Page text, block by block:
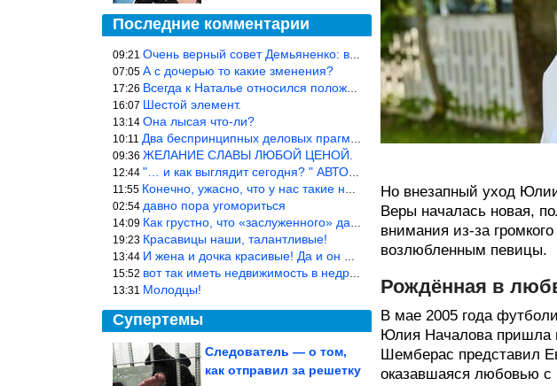
Последние комментарии
09:21 Очень верный совет Демьяненко: в этой среде надо либо иметь зубы
07:05 А с дочерью то какие зменения?
17:26 Всегда к Наталье относился положительно… Время покажет, что буде
16:07 Шестой элемент.
13:14 Она лысая что-ли?
10:11 Два беспринципных деловых прагматика нашли друг друга и «остепен
09:36 ЖЕЛАНИЕ СЛАВЫ ЛЮБОЙ ЦЕНОЙ.
12:44 "… и как выглядит сегодня? " АВТОР, РЕДАКТОР — ВЫ ЧТО
11:55 Конечно, ужасно, что у нас такие недалёкие и прямые люди… Как мо
02:54 давно пора угомориться
14:09 Как грустно, что «заслуженного» дают не заслуженно, а (чаще) по-
19:23 Красавицы наши, талантливые!
13:44 И жена и дочка красивые! Да и он настоящий мужик!
15:52 вот так иметь недвижимость в недружественных странах Могут забра
13:31 Молодцы!
Супертемы
Чудесная идея
Следователь — о том,
как отправил за решетку
Но внезапный уход Юлии
Веры началась новая,
внимания из-за
возлюбленным певицы.
Рождённая в
В мае 2005 года
Юлия Началова пришла
Шемберас представил
оказавшаяся любовью с